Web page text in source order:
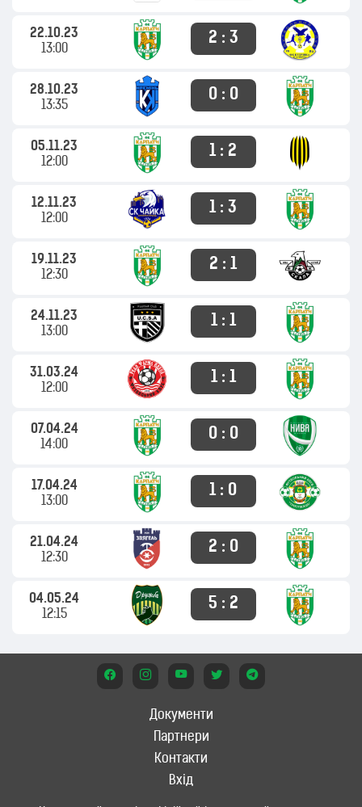
22.10.23
13:00
2 : 3
28.10.23
13:35
0 : 0
05.11.23
12:00
1 : 2
12.11.23
12:00
1 : 3
19.11.23
12:30
2 : 1
24.11.23
13:00
1 : 1
31.03.24
12:00
1 : 1
07.04.24
14:00
0 : 0
17.04.24
13:00
1 : 0
21.04.24
12:30
2 : 0
04.05.24
12:15
5 : 2
Документи
Партнери
Контакти
Вхід